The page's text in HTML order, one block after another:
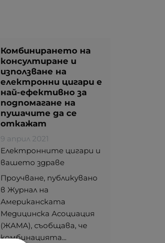
Комбинирането на
консултиране и
използване на
електронни цигари е
най-ефективно за
подпомагане на
пушачите да се
откажат
9 април 2021
Електронните цигари и
вашето здраве
Проучване, публикувано
в Журнал на
Американската
Медицинска Асоциация
(ЖАМА), съобщава, че
комбинацията...